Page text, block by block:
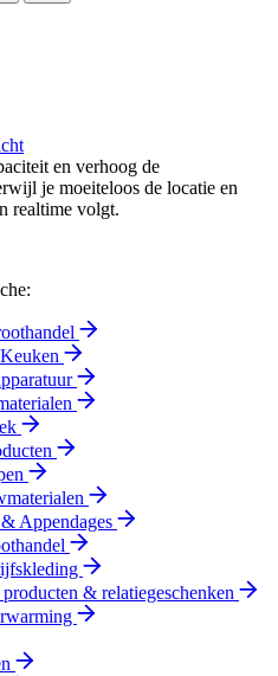
en verhoog de
je moeiteloos de locatie en
realtime volgt.
Appendages
& relatiegeschenken